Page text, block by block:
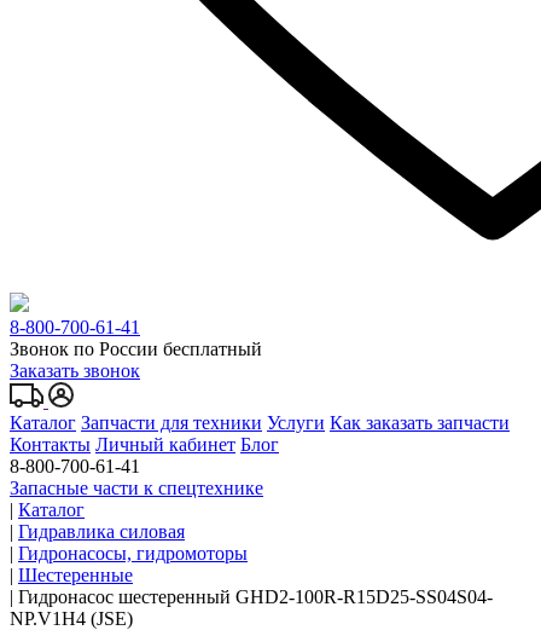
8-800-700-61-41
Звонок по России бесплатный
Заказать звонок
Каталог Запчасти для техники Услуги Как заказать запчасти
Контакты Личный кабинет Блог
8-800-700-61-41
Запасные части к спецтехнике
| Каталог
| Гидравлика силовая
| Гидронасосы, гидромоторы
| Шестеренные
| Гидронасос шестеренный GHD2-100R-R15D25-SS04S04-
NP.V1H4 (JSE)